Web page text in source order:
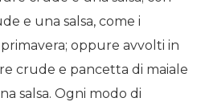
e una salsa, come i
oppure avvolti in
crude e pancetta di maiale
salsa. Ogni modo di